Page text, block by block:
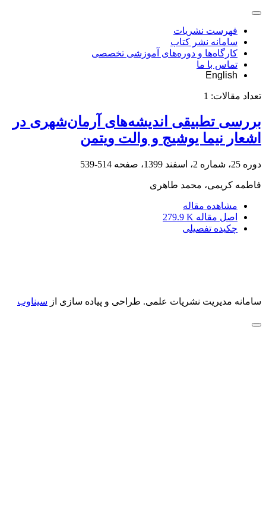
فهرست نشریات
سامانه نشر کتاب
کارگاه‌ها و دوره‌های آموزشی تخصصی
تماس با ما
English
تعداد مقالات: 1
بررسی تطبیقی اندیشه‌های آرمان‌شهر‌‌‌ی در
اشعار نیما یوشیج و والت ویتمن
دوره 25، شماره 2، اسفند 1399، صفحه 514-539
فاطمه کریمی، محمد طاهری
مشاهده مقاله
اصل مقاله 279.9 K
چکیده تفصیلی
سامانه مدیریت نشریات علمی. طراحی و پیاده سازی از سیناوب